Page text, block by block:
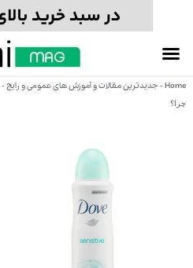
Home
- جدیدترین مقالات و آموزش های عمومی و رایج-
چرا؟